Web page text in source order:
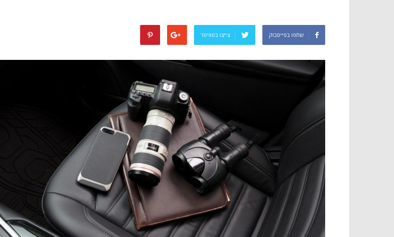
שתפו בפייסבוק צייצו בטוויטר